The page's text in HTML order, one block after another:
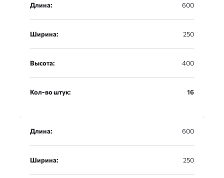
Длина: 600
Ширина: 250
Высота: 400
Кол-во штук: 16
Длина: 600
Ширина: 250